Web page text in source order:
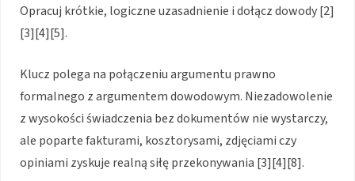
Opracuj krótkie, logiczne uzasadnienie i dołącz dowody [2]
[3][4][5].
Klucz polega na połączeniu argumentu prawno
formalnego z argumentem dowodowym. Niezadowolenie
z wysokości świadczenia bez dokumentów nie wystarczy,
ale poparte fakturami, kosztorysami, zdjęciami czy
opiniami zyskuje realną siłę przekonywania [3][4][8].